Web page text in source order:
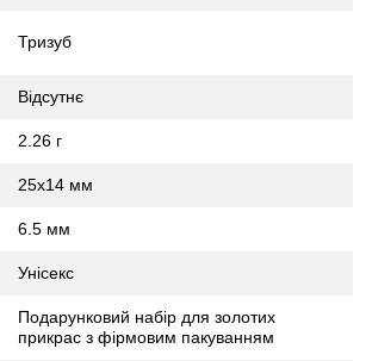
Тризуб
Відсутнє
2.26 г
25х14 мм
6.5 мм
Унісекс
Подарунковий набір для золотих
прикрас з фірмовим пакуванням